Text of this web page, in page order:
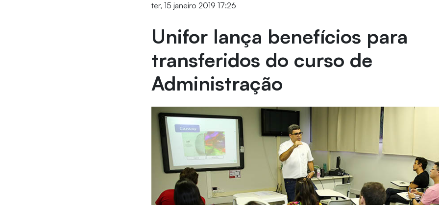
ter, 15 janeiro 2019 17:26
Unifor lança benefícios para
transferidos do curso de
Administração